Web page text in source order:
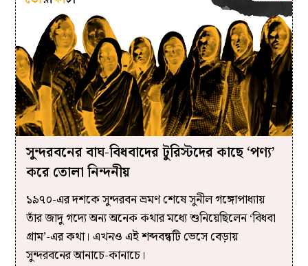
সুন্দরবনের বাঘ-বিধবাদের টুরিস্টদের কাছে ‘পণ্য’
করে তোলা নিন্দনীয়
১৯৭০-এর দশকে সুন্দরবন ভ্রমণ শেষে সুনীল গঙ্গোপাধ্যায়
তাঁর জাদু গদ্যে অন্য অনেক কথার মধ্যে শুনিয়েছিলেন ‘বিধবা
গ্রাম’-এর কথা। এখনও এই শব্দবন্ধটি ভেসে বেড়ায়
সুন্দরবনের আনাচে-কানাচে।